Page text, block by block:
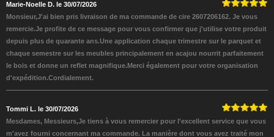
Marie-Noelle D. le 30/07/2026
Monsieur,J'ai bien pris livraison de ma commande de cire 2607206162. Je vous
remercie.Je profite de ce message pour vous confirmer que j'utilise votre produit
depuis plus de quarante ans.Une application chaque trimestre sur le parquet et
chaque semestre sur les meubles principalement en acajou nourrit parfaitement
le bois et donne un reflet magnifique.Merci également pour votre organisation
d'expédition.Cordialement.
Tommi L. le 30/07/2026
Mesdames, Messieurs,Je tiens à vous remercier pour l'excellent service que vous
m'avez fourni concernant ma commande. La manière dont vous avez traité mon